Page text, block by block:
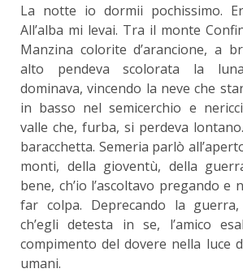
La notte io dormii pochissimo.
All’alba mi levai. Tra il monte
Manzina colorite d’arancione, a
alto pendeva scolorata la
dominava, vincendo la neve che
in basso nel semicerchio e
valle che, furba, si perdeva
baracchetta. Semeria parlò
monti, della gioventù, della
bene, ch’io l’ascoltavo pregando e
far colpa. Deprecando la guerra,
ch’egli detesta in se, l’amico
compimento del dovere nella luce
umani.